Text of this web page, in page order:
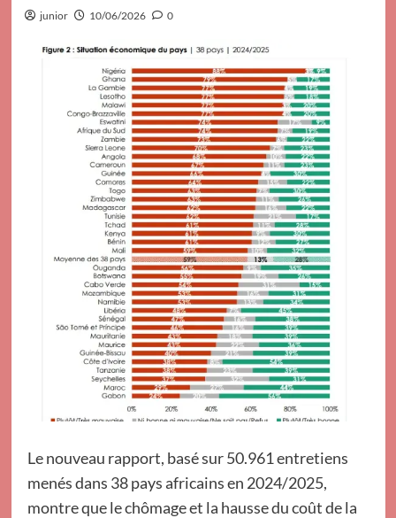
junior 10/06/2026 0
Le nouveau rapport, basé sur 50.961 entretiens
menés dans 38 pays africains en 2024/2025,
montre que le chômage et la hausse du coût de la